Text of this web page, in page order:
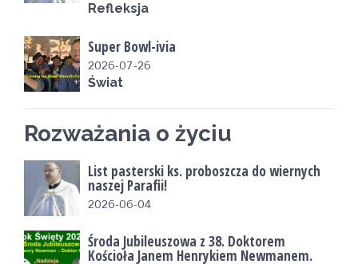
Refleksja
Super Bowl-ivia
2026-07-26
Świat
Rozważania o życiu
List pasterski ks. proboszcza do wiernych
naszej Parafii!
2026-06-04
Środa Jubileuszowa z 38. Doktorem
Kościoła Janem Henrykiem Newmanem.